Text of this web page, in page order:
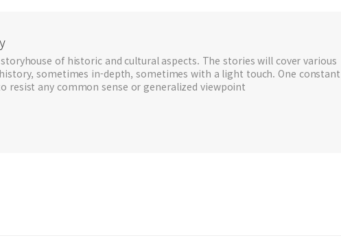
of historic and cultural aspects. The stories will cover various
sometimes in-depth, sometimes with a light touch. One constant
resist any common sense or generalized viewpoint